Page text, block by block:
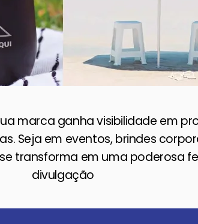
marca ganha visibilidade em
Seja em eventos, brindes
transforma em uma poderosa
divulgação